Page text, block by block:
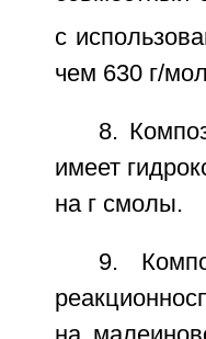
с
чем 630 г/
8.
имеет
на г смолы.
9.